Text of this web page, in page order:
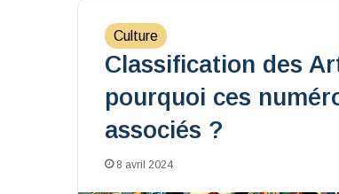
Culture
Classification des
pourquoi ces
associés ?
8 avril 2024